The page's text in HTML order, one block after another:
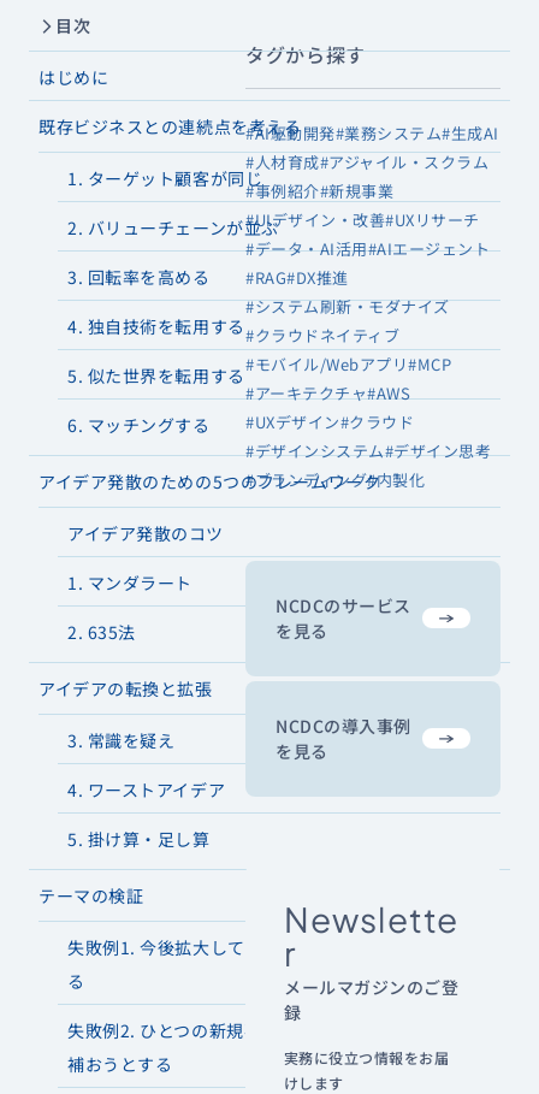
目次
はじめに
既存ビジネスとの連続点を考える
1. ターゲット顧客が同じ
2. バリューチェーンが並ぶ
3. 回転率を高める
4. 独自技術を転用する
5. 似た世界を転用する
6. マッチングする
アイデア発散のための5つのフレームワーク
アイデア発散のコツ
1. マンダラート
2. 635法
アイデアの転換と拡張
3. 常識を疑え
4. ワーストアイデア
5. 掛け算・足し算
テーマの検証
失敗例1. 今後拡大していく市場かどうかだけで判断す
る
失敗例2. ひとつの新規事業で失速が見込まれる本業を
補おうとする
タグから探す
#AI駆動開発#業務システム#生成AI
#人材育成#アジャイル・スクラム
#事例紹介#新規事業
#UIデザイン・改善#UXリサーチ
#データ・AI活用#AIエージェント
#RAG#DX推進
#システム刷新・モダナイズ
#クラウドネイティブ
#モバイル/Webアプリ#MCP
#アーキテクチャ#AWS
#UXデザイン#クラウド
#デザインシステム#デザイン思考
#ブランディング#内製化
NCDCのサービス
を見る
NCDCの導入事例
を見る
Newslette
r
メールマガジンのご登
録
実務に役立つ情報をお届
けします